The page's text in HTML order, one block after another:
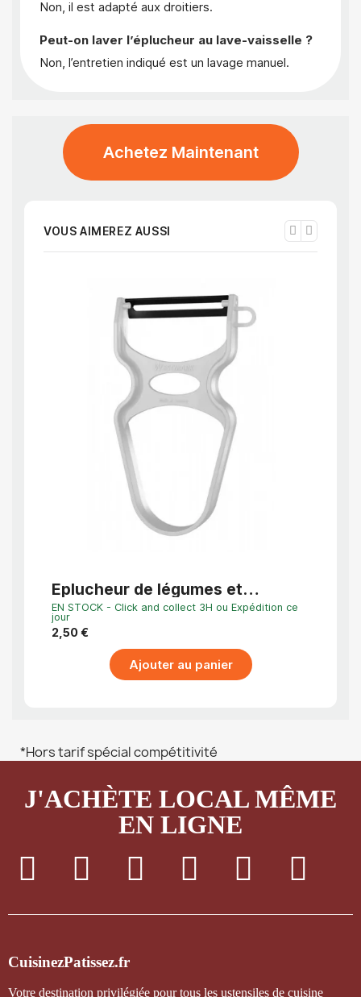
Non, il est adapté aux droitiers.
Peut-on laver l’éplucheur au lave-vaisselle ?
Non, l’entretien indiqué est un lavage manuel.
Achetez Maintenant
VOUS AIMEREZ AUSSI
Éplucheur de légumes et
d’asperges U-Typ
EN STOCK - Click and collect 3H ou Expédition ce
jour
2,50 €
Ajouter au panier
*Hors tarif spécial compétitivité
J'ACHÈTE LOCAL MÊME
EN LIGNE
CuisinezPatissez.fr
Votre destination privilégiée pour tous les ustensiles de cuisine